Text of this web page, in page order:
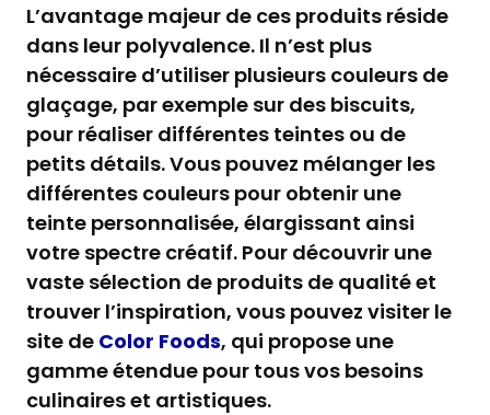
L’avantage majeur de ces produits réside
dans leur polyvalence. Il n’est plus
nécessaire d’utiliser plusieurs couleurs de
glaçage, par exemple sur des biscuits,
pour réaliser différentes teintes ou de
petits détails. Vous pouvez mélanger les
différentes couleurs pour obtenir une
teinte personnalisée, élargissant ainsi
votre spectre créatif. Pour découvrir une
vaste sélection de produits de qualité et
trouver l’inspiration, vous pouvez visiter le
site de Color Foods, qui propose une
gamme étendue pour tous vos besoins
culinaires et artistiques.